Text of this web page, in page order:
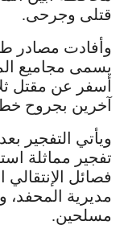
قتلى وجرحى.
وأفادت مصادر
يسمى مجاميع
أسفر عن مقتل
آخرين بجروح
تفجير مماثلة
فصائل الإنتقالي
مسلحين.